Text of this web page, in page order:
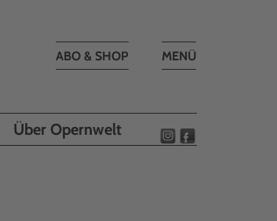
Toggle
MENÜ
ABO & SHOP
Über Opernwelt